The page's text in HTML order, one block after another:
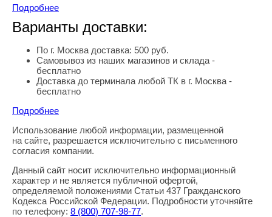
Подробнее
Варианты доставки:
По г. Москва доставка: 500 руб.
Самовывоз из наших магазинов и склада -
бесплатно
Доставка до терминала любой ТК в г. Москва -
бесплатно
Подробнее
Правовая информация
Использование любой информации, размещенной
на сайте, разрешается исключительно с письменного
согласия компании.
Данный сайт носит исключительно информационный
характер и не является публичной офертой,
определяемой положениями Статьи 437 Гражданского
Кодекса Российской Федерации. Подробности уточняйте
по телефону: 8 (800) 707-98-77.